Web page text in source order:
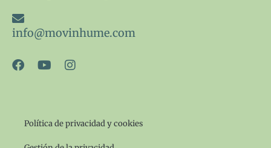
info@movinhume.com
F
a
o
o
k
Y
o
b
e
I
n
g
r
a
Política de privacidad y cookies